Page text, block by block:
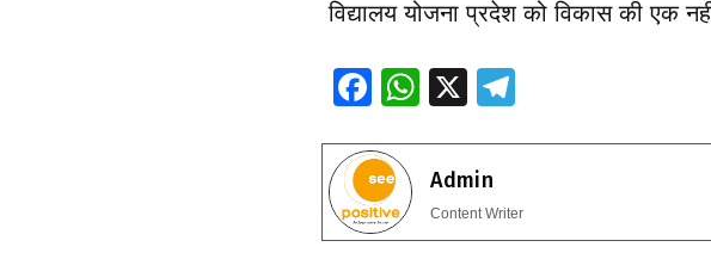
विद्यालय योजना प्रदेश को विकास की एक
F
e
b
o
W
at
s
A
X T
gr
a
Admin
Content Writer